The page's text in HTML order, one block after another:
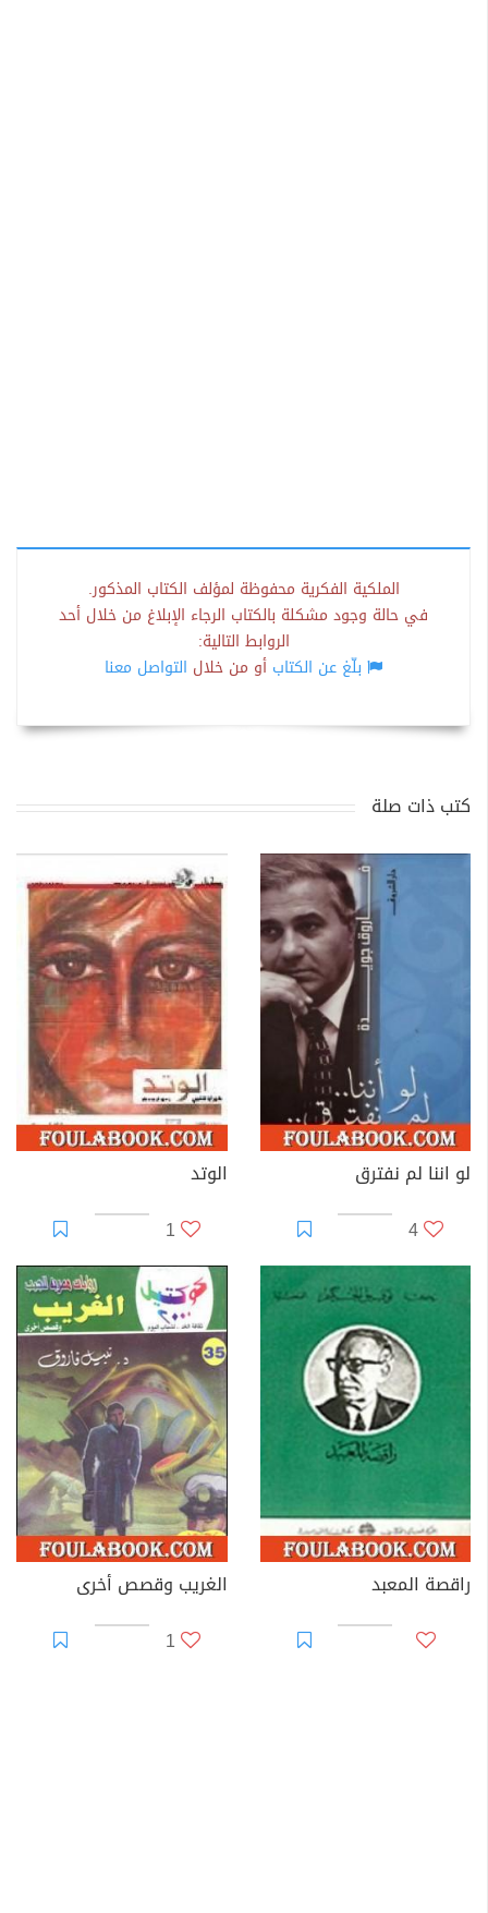
الملكية الفكرية محفوظة لمؤلف الكتاب المذكور.
في حالة وجود مشكلة بالكتاب الرجاء الإبلاغ من خلال أحد
الروابط التالية:
بلّغ عن الكتاب أو من خلال التواصل معنا
كتب ذات صلة
لو اننا لم نفترق
4
الوتد
1
راقصة المعبد
الغريب وقصص أخرى
1